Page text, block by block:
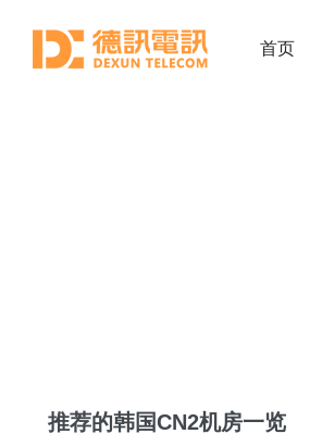
首页
推荐的韩国CN2机房一览